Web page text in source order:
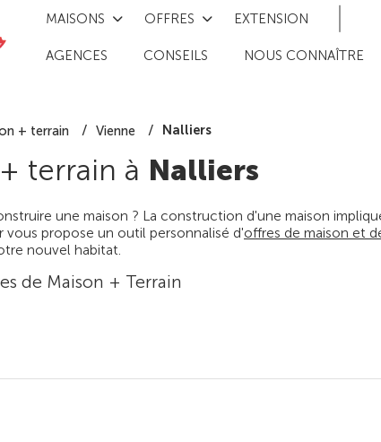
MAISONS OFFRES EXTENSION
AGENCES CONSEILS NOUS CONNAÎTRE
+ terrain Vienne Nalliers
terrain à Nalliers
une maison ? La construction d'une maison
vous propose un outil personnalisé d'offres de maison et
nouvel habitat.
de Maison + Terrain